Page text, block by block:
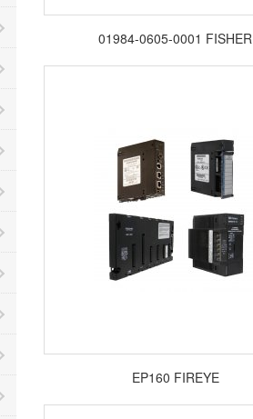
01984-0605-0001 FISHER
EP160 FIREYE